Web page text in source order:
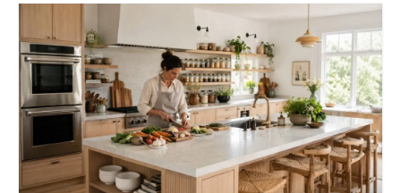
miejscem, w którym gromadzą się bakterie, resztki pokarmowe
oraz martwe komórki. Dlatego kluczowe jest, aby codziennie
poświęcać czas na jego oczyszczanie.